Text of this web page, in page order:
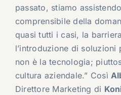
passato, stiamo
comprensibile della
quasi tutti i casi, la
l’introduzione di
non è la tecnologia;
cultura aziendale.” Così
Direttore Marketing di